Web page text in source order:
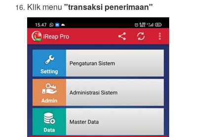
Klik menu "transaksi penerimaan"